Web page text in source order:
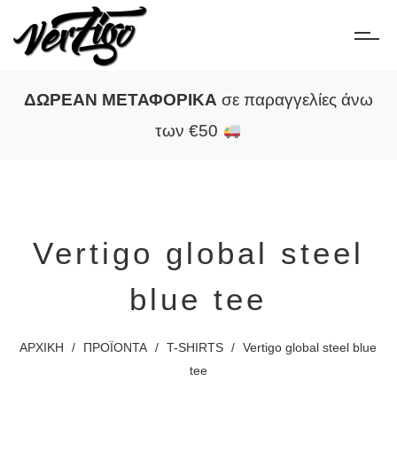
ΔΩΡΕΑΝ ΜΕΤΑΦΟΡΙΚΑ σε παραγγελίες άνω
των €50
Vertigo global steel
blue tee
ΑΡΧΙΚΗ / ΠΡΟΪΟΝΤΑ / T-SHIRTS / Vertigo global steel blue
tee